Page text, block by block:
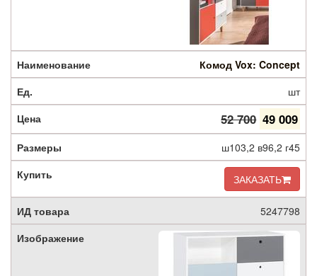
Комод Vox: Concept
шт
52 700 49 009
ш103,2 в96,2 г45
ЗАКАЗАТЬ
5247798